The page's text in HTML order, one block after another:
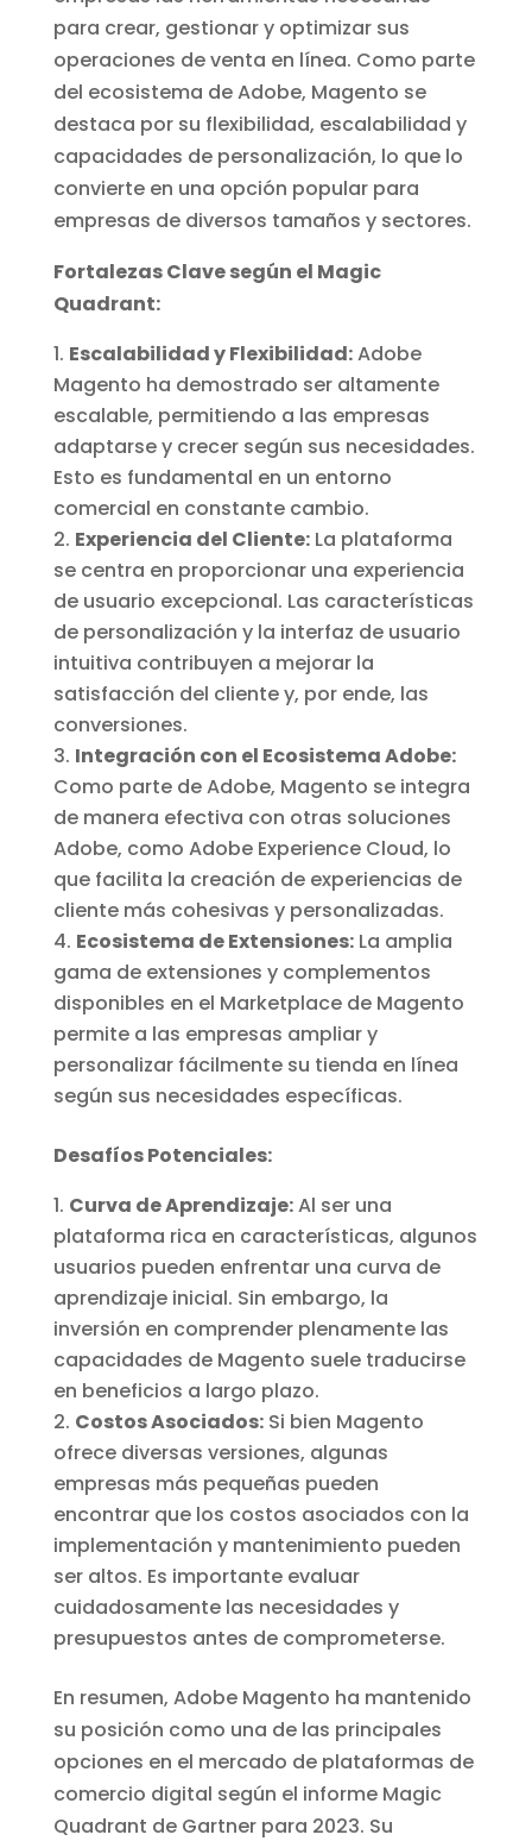
para crear, gestionar y optimizar sus
operaciones de venta en línea. Como parte
del ecosistema de Adobe, Magento se
destaca por su flexibilidad, escalabilidad y
capacidades de personalización, lo que lo
convierte en una opción popular para
empresas de diversos tamaños y sectores.
Fortalezas Clave según el Magic
Quadrant:
Escalabilidad y Flexibilidad:Adobe
Magento ha demostrado ser altamente
escalable, permitiendo a las empresas
adaptarse y crecer según sus necesidades.
Esto es fundamental en un entorno
comercial en constante cambio.
Experiencia del Cliente:La plataforma
se centra en proporcionar una experiencia
de usuario excepcional. Las características
de personalización y la interfaz de usuario
intuitiva contribuyen a mejorar la
satisfacción del cliente y, por ende, las
conversiones.
Integración con el Ecosistema Adobe:
Como parte de Adobe, Magento se integra
de manera efectiva con otras soluciones
Adobe, como Adobe Experience Cloud, lo
que facilita la creación de experiencias de
cliente más cohesivas y personalizadas.
Ecosistema de Extensiones:La amplia
gama de extensiones y complementos
disponibles en el Marketplace de Magento
permite a las empresas ampliar y
personalizar fácilmente su tienda en línea
según sus necesidades específicas.
Desafíos Potenciales:
Curva de Aprendizaje:Al ser una
plataforma rica en características, algunos
usuarios pueden enfrentar una curva de
aprendizaje inicial. Sin embargo, la
inversión en comprender plenamente las
capacidades de Magento suele traducirse
en beneficios a largo plazo.
Costos Asociados:Si bien Magento
ofrece diversas versiones, algunas
empresas más pequeñas pueden
encontrar que los costos asociados con la
implementación y mantenimiento pueden
ser altos. Es importante evaluar
cuidadosamente las necesidades y
presupuestos antes de comprometerse.
En resumen, Adobe Magento ha mantenido
su posición como una de las principales
opciones en el mercado de plataformas de
comercio digital según el informe Magic
Quadrant de Gartner para 2023. Su